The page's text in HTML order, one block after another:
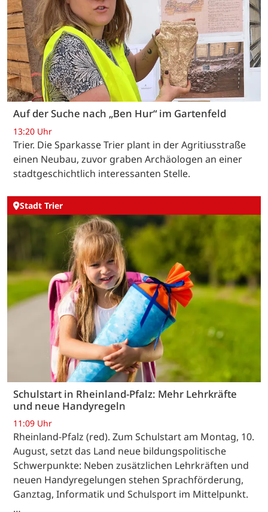
Auf der Suche nach „Ben Hur“ im Gartenfeld
13:20 Uhr
Trier. Die Sparkasse Trier plant in der Agritiusstraße
einen Neubau, zuvor graben Archäologen an einer
stadtgeschichtlich interessanten Stelle.
Stadt Trier
Schulstart in Rheinland-Pfalz: Mehr Lehrkräfte
und neue Handyregeln
11:09 Uhr
Rheinland-Pfalz (red). Zum Schulstart am Montag, 10.
August, setzt das Land neue bildungspolitische
Schwerpunkte: Neben zusätzlichen Lehrkräften und
neuen Handyregelungen stehen Sprachförderung,
Ganztag, Informatik und Schulsport im Mittelpunkt.
…